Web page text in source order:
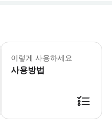
* 소요시간 : 240분 (옵션에 따라 소
이렇게 사용하세요
사용방법